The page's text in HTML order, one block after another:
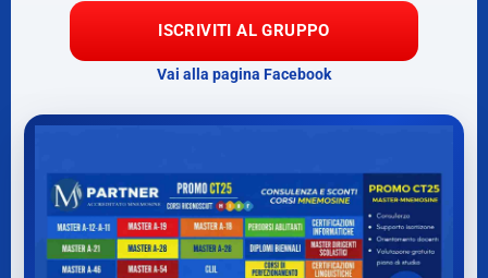
ISCRIVITI AL GRUPPO
Vai alla pagina Facebook